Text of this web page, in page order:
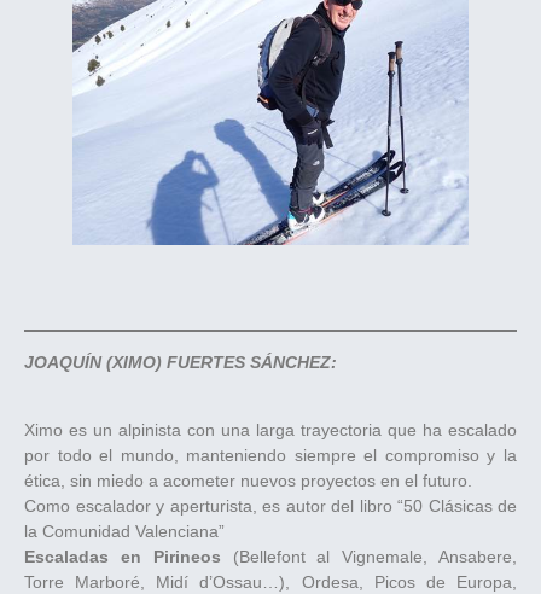
JOAQUÍN (XIMO) FUERTES SÁNCHEZ:
Ximo es un alpinista con una larga trayectoria que ha escalado
por todo el mundo, manteniendo siempre el compromiso y la
ética, sin miedo a acometer nuevos proyectos en el futuro.
Como escalador y aperturista, es autor del libro “50 Clásicas de
la Comunidad Valenciana”
Escaladas en Pirineos (Bellefont al Vignemale, Ansabere,
Torre Marboré, Midí d’Ossau…), Ordesa, Picos de Europa,